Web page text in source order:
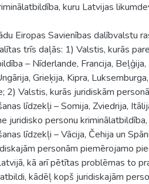
kuru Latvijas
Eiropas Savienības dalībvalstu
trīs daļās: 1) Valstis, kurās
– Nīderlande, Francija, Beļģija,
Grieķija, Kipra,
2) Valstis, kurās juridiskām
līdzekļi – Somija, Zviedrija,
juridisko personu
līdzekļi – Vācija, Čehija un
personām piemērojamo
kā arī pētītas problēmas to
kādēļ kopš juridiskajām